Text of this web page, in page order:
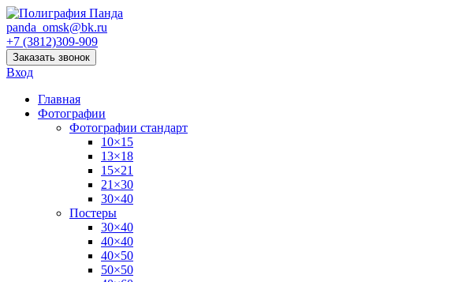
panda_omsk@bk.ru
+7 (3812)309-909
Заказать звонок
Вход
Главная
Фотографии
Фотографии стандарт
10×15
13×18
15×21
21×30
30×40
Постеры
30×40
40×40
40×50
50×50